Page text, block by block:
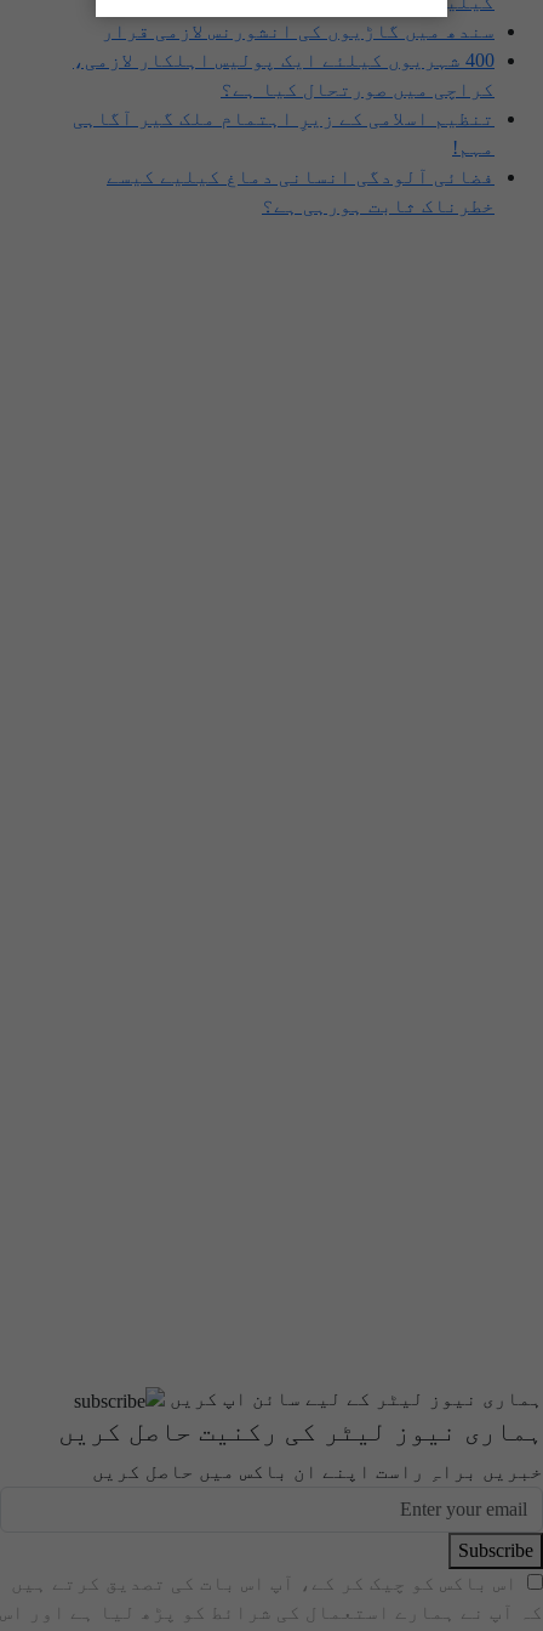
سندھ میں گاڑیوں کی انشورنس لازمی قرار
400 شہریوں کیلئے ایک پولیس اہلکار لازمی،
کراچی میں صورتحال کیا ہے؟
تنظیم اسلامی کے زیرِ اہتمام ملک گیر آگاہی
مہم!
فضائی آلودگی انسانی دماغ کیلیے کیسے
خطرناک ثابت ہورہی ہے؟
ہماری نیوز لیٹر کے لیے سائن اپ کریں
ہماری نیوز لیٹر کی رکنیت حاصل کریں
خبریں براہِ راست اپنے ان باکس میں حاصل کریں
Subscribe
اس باکس کو چیک کر کے، آپ اس بات کی تصدیق کرتے ہیں
کہ آپ نے ہمارے استعمال کی شرائط کو پڑھ لیا ہے اور اس